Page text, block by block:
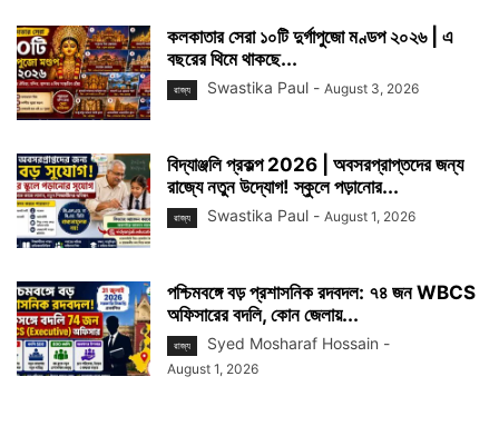
কলকাতার সেরা ১০টি দুর্গাপুজো মণ্ডপ ২০২৬ | এ
বছরের থিমে থাকছে...
রাজ্য Swastika Paul - August 3, 2026
বিদ্যাঞ্জলি প্রকল্প 2026 | অবসরপ্রাপ্তদের জন্য
রাজ্যে নতুন উদ্যোগ! স্কুলে পড়ানোর...
রাজ্য Swastika Paul - August 1, 2026
পশ্চিমবঙ্গে বড় প্রশাসনিক রদবদল: ৭৪ জন WBCS
অফিসারের বদলি, কোন জেলায়...
রাজ্য Syed Mosharaf Hossain -
August 1, 2026